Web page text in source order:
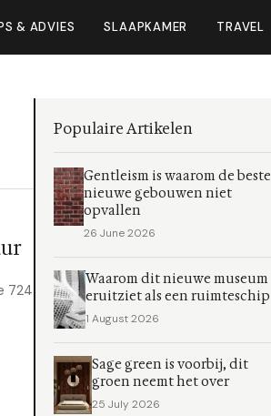
& ADVIES SLAAPKAMER TRAVEL
724
Populaire Artikelen
Gentleism is waarom de beste
nieuwe gebouwen niet
opvallen
26 June 2026
Waarom dit nieuwe museum
eruitziet als een ruimteschip
1 August 2026
Sage green is voorbij, dit
groen neemt het over
25 July 2026